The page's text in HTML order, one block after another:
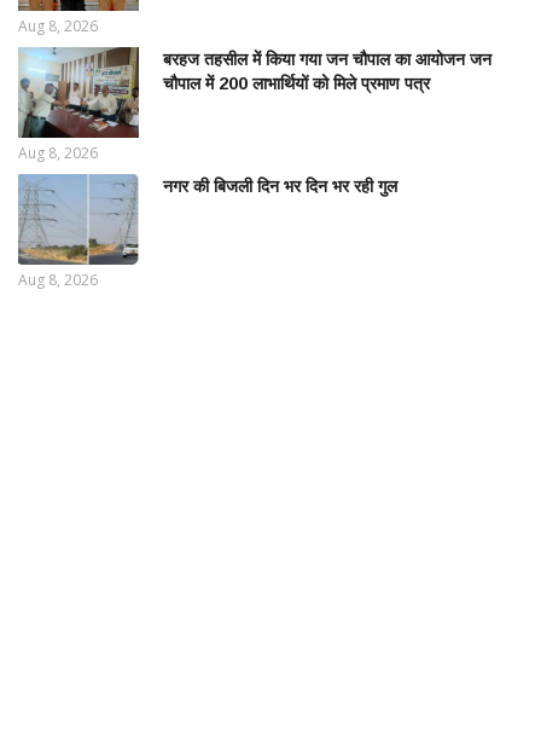
Aug 8, 2026
बरहज तहसील में किया गया जन चौपाल का आयोजन जन
चौपाल में 200 लाभार्थियों को मिले प्रमाण पत्र
Aug 8, 2026
नगर की बिजली दिन भर दिन भर रही गुल
Aug 8, 2026